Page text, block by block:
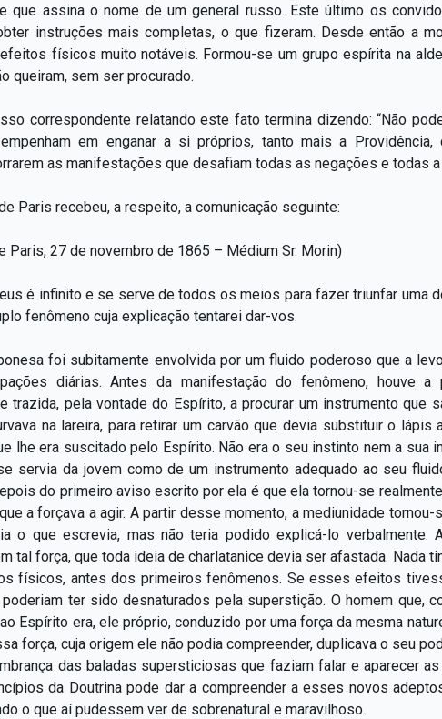
que assina o nome de um general russo. Este último os
instruções mais completas, o que fizeram. Desde então a
físicos muito notáveis. Formou-se um grupo espírita na
queiram, sem ser procurado.
correspondente relatando este fato termina dizendo: “Não
em enganar a si próprios, tanto mais a Providência,
as manifestações que desafiam todas as negações e todas
Paris recebeu, a respeito, a comunicação seguinte:
Paris, 27 de novembro de 1865 – Médium Sr. Morin)
é infinito e se serve de todos os meios para fazer triunfar uma
fenômeno cuja explicação tentarei dar-vos.
foi subitamente envolvida por um fluido poderoso que a
diárias. Antes da manifestação do fenômeno, houve a
trazida, pela vontade do Espírito, a procurar um instrumento que
na lareira, para retirar um carvão que devia substituir o lápis
lhe era suscitado pelo Espírito. Não era o seu instinto nem a sua
servia da jovem como de um instrumento adequado ao seu
do primeiro aviso escrito por ela é que ela tornou-se
a forçava a agir. A partir desse momento, a mediunidade
o que escrevia, mas não teria podido explicá-lo
tal força, que toda ideia de charlatanice devia ser afastada. Nada
físicos, antes dos primeiros fenômenos. Se esses efeitos
poderiam ter sido desnaturados pela superstição. O homem que,
Espírito era, ele próprio, conduzido por uma força da mesma
força, cuja origem ele não podia compreender, duplicava o seu
das baladas supersticiosas que faziam falar e aparecer
da Doutrina pode dar a compreender a esses novos
o que aí pudessem ver de sobrenatural e maravilhoso.